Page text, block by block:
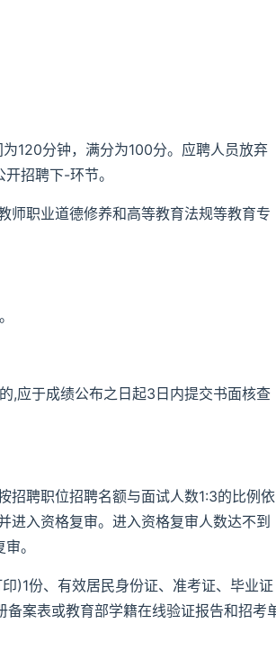
120分钟，满分为100分。应聘人员放弃
招聘下-环节。
师职业道德修养和高等教育法规等教育专
,应于成绩公布之日起3日内提交书面核查
招聘职位招聘名额与面试人数1:3的比例依
进入资格复审。进入资格复审人数达不到
。
)1份、有效居民身份证、准考证、毕业证
案表或教育部学籍在线验证报告和招考